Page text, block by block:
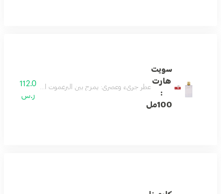
سويت
هارت
:
100مل
عطر جريء وعصري: يمزج بين البرغموت الطازج والأناناس
112.0
ر.س